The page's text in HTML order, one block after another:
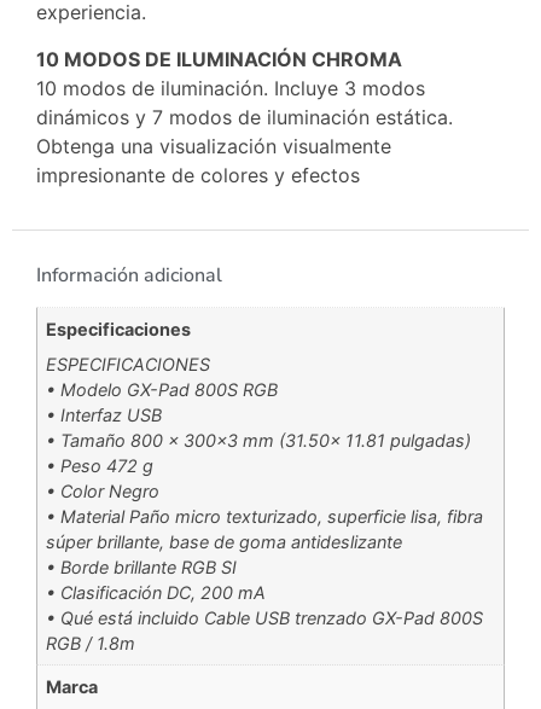
experiencia.
10 MODOS DE ILUMINACIÓN CHROMA
10 modos de iluminación. Incluye 3 modos
dinámicos y 7 modos de iluminación estática.
Obtenga una visualización visualmente
impresionante de colores y efectos
Información adicional
Especificaciones
ESPECIFICACIONES
• Modelo GX-Pad 800S RGB
• Interfaz USB
• Tamaño 800 x 300×3 mm (31.50x 11.81 pulgadas)
• Peso 472 g
• Color Negro
• Material Paño micro texturizado, superficie lisa, fibra
súper brillante, base de goma antideslizante
• Borde brillante RGB SI
• Clasificación DC, 200 mA
• Qué está incluido Cable USB trenzado GX-Pad 800S
RGB / 1.8m
Marca